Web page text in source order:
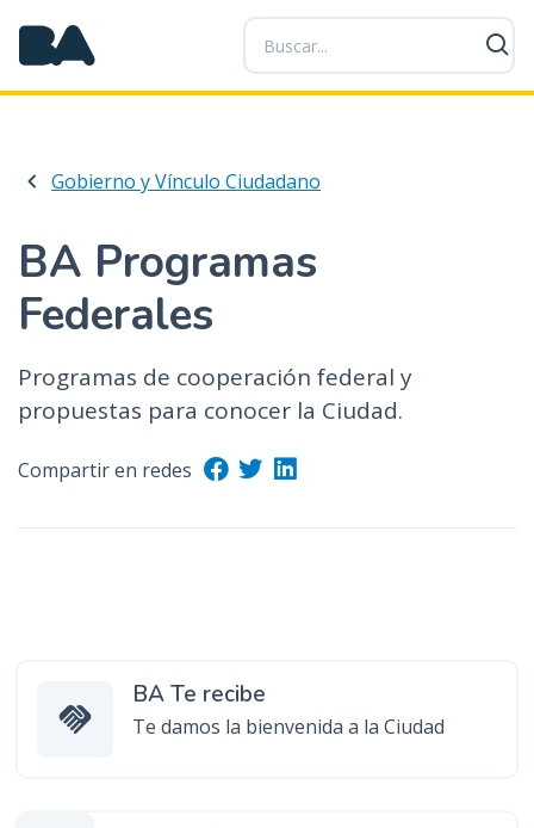
P
a
s
a
l
n
i
d
p
i
Gobierno y Vínculo Ciudadano
BA Programas
Federales
Programas de cooperación federal y
propuestas para conocer la Ciudad.
Compartir en redes
handshake
BA Te recibe
Te damos la bienvenida a la Ciudad